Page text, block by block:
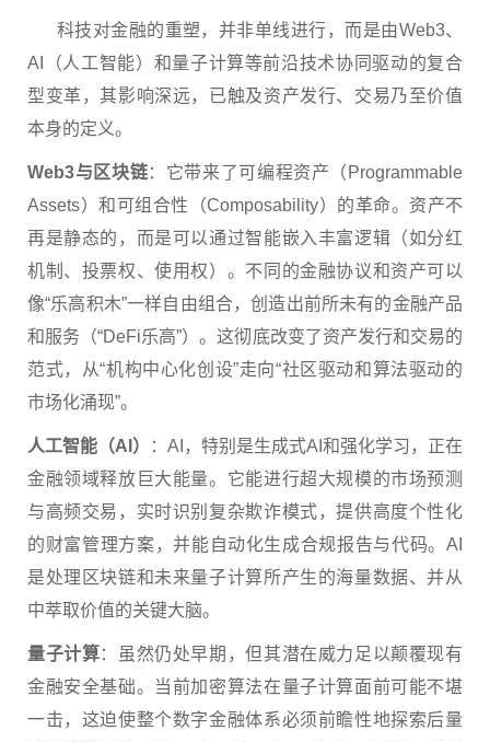
科技对金融的重塑，并非单线进行，而是由Web3、
AI（人工智能）和量子计算等前沿技术协同驱动的复合
型变革，其影响深远，已触及资产发行、交易乃至价值
本身的定义。
Web3与区块链：它带来了可编程资产（Programmable
Assets）和可组合性（Composability）的革命。资产不
再是静态的，而是可以通过智能嵌入丰富逻辑（如分红
机制、投票权、使用权）。不同的金融协议和资产可以
像“乐高积木”一样自由组合，创造出前所未有的金融产品
和服务（“DeFi乐高”）。这彻底改变了资产发行和交易的
范式，从“机构中心化创设”走向“社区驱动和算法驱动的
市场化涌现”。
人工智能（AI ）
：AI，特别是生成式AI和强化学习，正在
金融领域释放巨大能量。它能进行超大规模的市场预测
与高频交易，实时识别复杂欺诈模式，提供高度个性化
的财富管理方案，并能自动化生成合规报告与代码。AI
是处理区块链和未来量子计算所产生的海量数据、并从
中萃取价值的关键大脑。
量子计算：虽然仍处早期，但其潜在威力足以颠覆现有
金融安全基础。当前加密算法在量子计算面前可能不堪
一击，这迫使整个数字金融体系必须前瞻性地探索后量